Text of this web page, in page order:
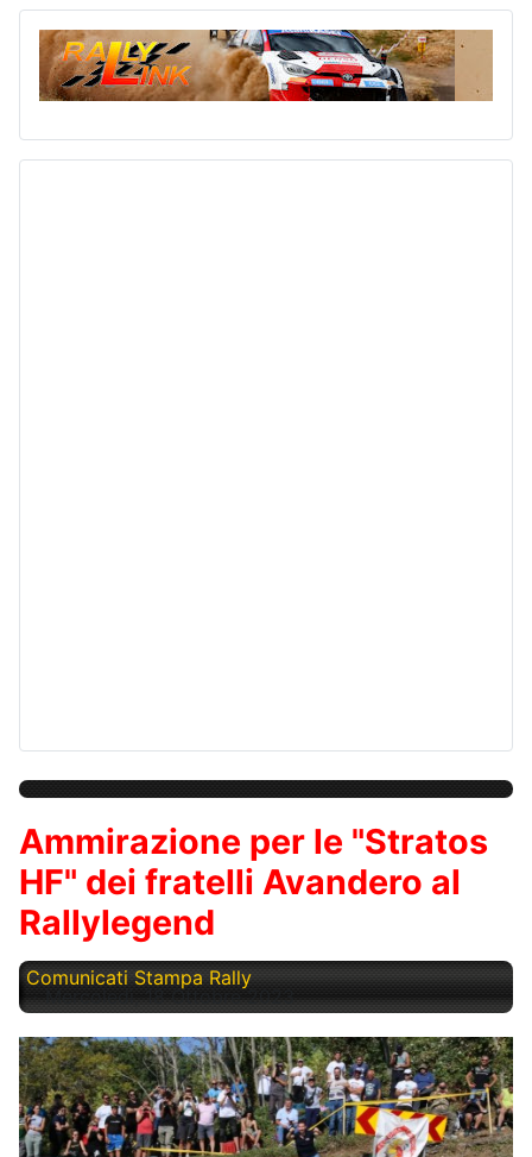
Ammirazione per le "Stratos
HF" dei fratelli Avandero al
Rallylegend
Comunicati Stampa Rally
Mercoledì, 18 Ottobre 2023